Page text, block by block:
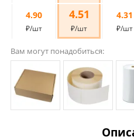
4.90
₽/шт
4.51
₽/шт
4.31
₽/шт
Вам могут понадобиться: